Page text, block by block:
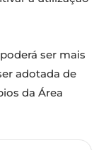
ser mais
adotada de
da Área